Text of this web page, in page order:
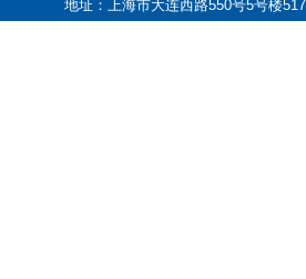
地址：上海市大连西路550号5号楼